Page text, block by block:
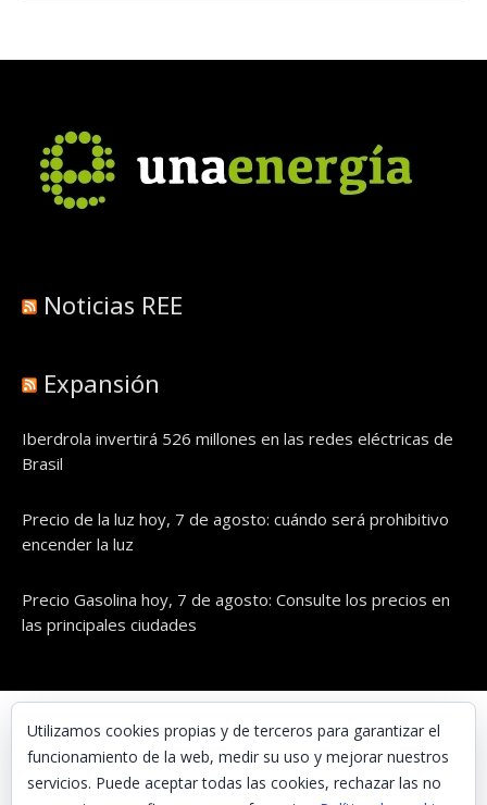
Noticias REE
Expansión
Iberdrola invertirá 526 millones en las redes eléctricas de
Brasil
Precio de la luz hoy, 7 de agosto: cuándo será prohibitivo
encender la luz
Precio Gasolina hoy, 7 de agosto: Consulte los precios en
las principales ciudades
© UNAENERGÍA, S.L.
Inicio
Utilizamos cookies propias y de terceros para garantizar el
funcionamiento de la web, medir su uso y mejorar nuestros
servicios. Puede aceptar todas las cookies, rechazar las no